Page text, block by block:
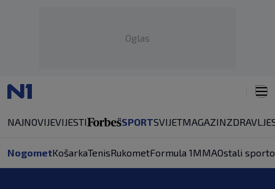
Oglas
NAJNOVIJEVIJESTI SPORTSVIJETMAGAZINZDRAVLJE
NogometKošarkaTenisRukometFormula 1MMAOstali